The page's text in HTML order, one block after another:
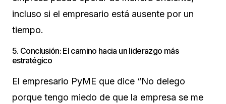
incluso si el empresario está ausente por un
tiempo.
5. Conclusión: El camino hacia un liderazgo más
estratégico
El empresario PyME que dice “No delego
porque tengo miedo de que la empresa se me